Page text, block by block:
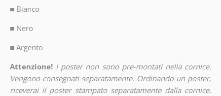
■ Bianco
■ Nero
■ Argento
Attenzione! I poster non sono pre-montati nella cornice.
Vengono consegnati separatamente. Ordinando un poster,
riceverai il poster stampato separatamente dalla cornice.